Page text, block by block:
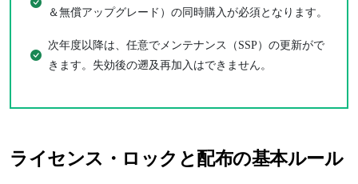
＆無償アップグレード）の同時購入が必須となります。
次年度以降は、任意でメンテナンス（SSP）の更新がで
きます。失効後の遡及再加入はできません。
ライセンス・ロックと配布の基本ルール